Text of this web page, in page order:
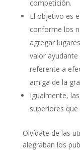
competición.
El objetivo es
conforme los
agregar
valor
referente a
amiga de la
Igualmente,
superiores
Olvídate de las
alegraban los